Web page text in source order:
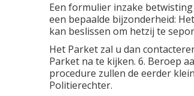
Een formulier inzake
een bepaalde bijzonderheid:
kan beslissen om hetzij te
Het Parket zal u dan
Parket na te kijken. 6. Beroep
procedure zullen de eerder
Politierechter.